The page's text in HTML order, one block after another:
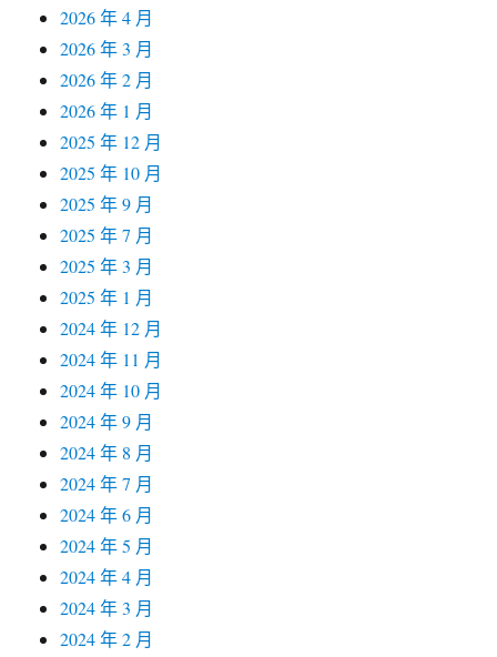
2026 年 4 月
2026 年 3 月
2026 年 2 月
2026 年 1 月
2025 年 12 月
2025 年 10 月
2025 年 9 月
2025 年 7 月
2025 年 3 月
2025 年 1 月
2024 年 12 月
2024 年 11 月
2024 年 10 月
2024 年 9 月
2024 年 8 月
2024 年 7 月
2024 年 6 月
2024 年 5 月
2024 年 4 月
2024 年 3 月
2024 年 2 月